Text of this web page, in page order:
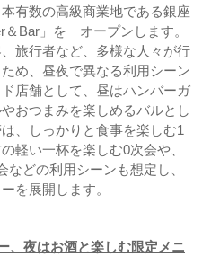
有数の高級商業地である銀座
＆Bar」を オープンします。
旅行者など、多様な人々が行
め、昼夜で異なる利用シーン
店舗として、昼はハンバーガ
おつまみを楽しめるバルとし
、しっかりと食事を楽しむ1
軽い一杯を楽しむ0次会や、
どの利用シーンも想定し、
を展開します。
、夜はお酒と楽しむ限定メニ